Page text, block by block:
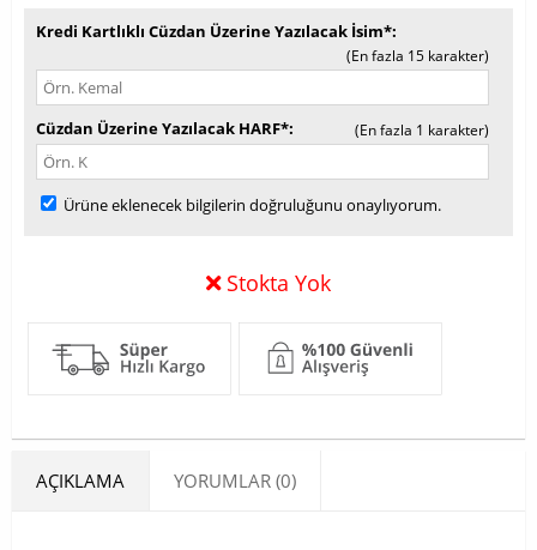
Kredi Kartlıklı Cüzdan Üzerine Yazılacak İsim*
(En fazla 15 karakter)
Cüzdan Üzerine Yazılacak HARF* (En fazla 1 karakter)
Ürüne eklenecek bilgilerin doğruluğunu onaylıyorum.
Stokta Yok
AÇIKLAMA YORUMLAR (0)